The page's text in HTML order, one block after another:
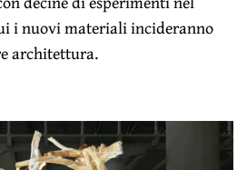
i nuovi materiali incideranno
architettura.